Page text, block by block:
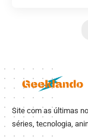
Site com as últimas
séries, tecnologia,